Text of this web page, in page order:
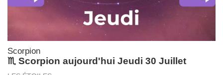
Scorpion
♏ Scorpion aujourd'hui Jeudi 30 Juillet